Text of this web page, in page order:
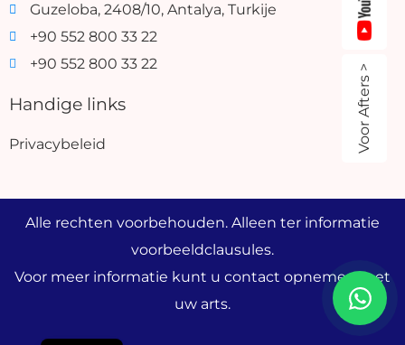
Guzeloba, 2408/10, Antalya, Turkije
+90 552 800 33 22
+90 552 800 33 22
Handige links
Privacybeleid
Alle rechten voorbehouden. Alleen ter informatie
voorbeeldclausules.
Voor meer informatie kunt u contact opnemen met
uw arts.
Voor Afters >